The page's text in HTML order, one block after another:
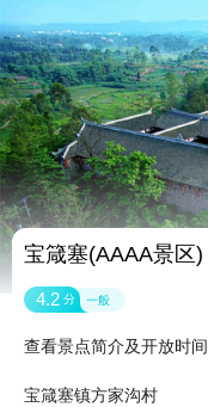
宝箴塞(AAAA景区)
4.2 分 一般
查看景点简介及开放时间
宝箴塞镇方家沟村
